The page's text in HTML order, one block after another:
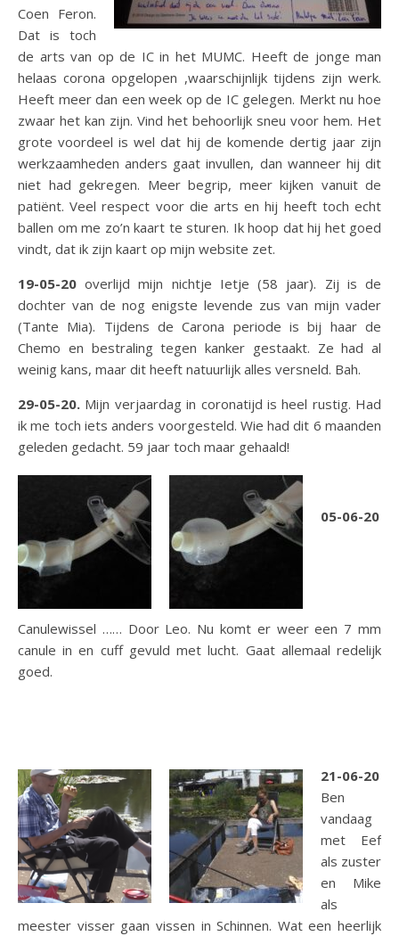
Coen Feron.
Dat is toch
de arts van op de IC in het MUMC. Heeft de jonge man
helaas corona opgelopen ,waarschijnlijk tijdens zijn werk.
Heeft meer dan een week op de IC gelegen. Merkt nu hoe
zwaar het kan zijn. Vind het behoorlijk sneu voor hem. Het
grote voordeel is wel dat hij de komende dertig jaar zijn
werkzaamheden anders gaat invullen, dan wanneer hij dit
niet had gekregen. Meer begrip, meer kijken vanuit de
patiënt. Veel respect voor die arts en hij heeft toch echt
ballen om me zo’n kaart te sturen. Ik hoop dat hij het goed
vindt, dat ik zijn kaart op mijn website zet.
19-05-20 overlijd mijn nichtje Ietje (58 jaar). Zij is de
dochter van de nog enigste levende zus van mijn vader
(Tante Mia). Tijdens de Carona periode is bij haar de
Chemo en bestraling tegen kanker gestaakt. Ze had al
weinig kans, maar dit heeft natuurlijk alles versneld. Bah.
29-05-20. Mijn verjaardag in coronatijd is heel rustig. Had
ik me toch iets anders voorgesteld. Wie had dit 6 maanden
geleden gedacht. 59 jaar toch maar gehaald!
05-06-20
Canulewissel …… Door Leo. Nu komt er weer een 7 mm
canule in en cuff gevuld met lucht. Gaat allemaal redelijk
goed.
21-06-20
Ben
vandaag
met Eef
als zuster
en Mike
als
meester visser gaan vissen in Schinnen. Wat een heerlijk